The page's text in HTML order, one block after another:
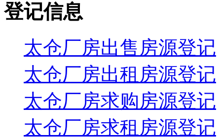
登记信息
太仓厂房出售房源登记
太仓厂房出租房源登记
太仓厂房求购房源登记
太仓厂房求租房源登记